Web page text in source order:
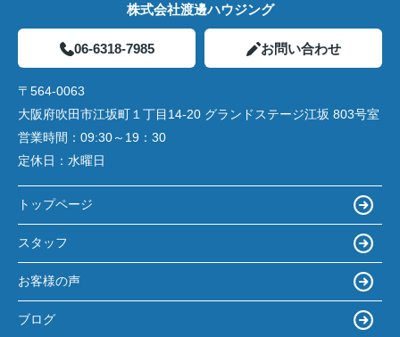
株式会社渡邊ハウジング
06-6318-7985 お問い合わせ
〒564-0063
大阪府吹田市江坂町１丁目14‐20 グランドステージ江坂 803号室
営業時間： 09:30～19：30
定休日： 水曜日
トップページ
スタッフ
お客様の声
ブログ